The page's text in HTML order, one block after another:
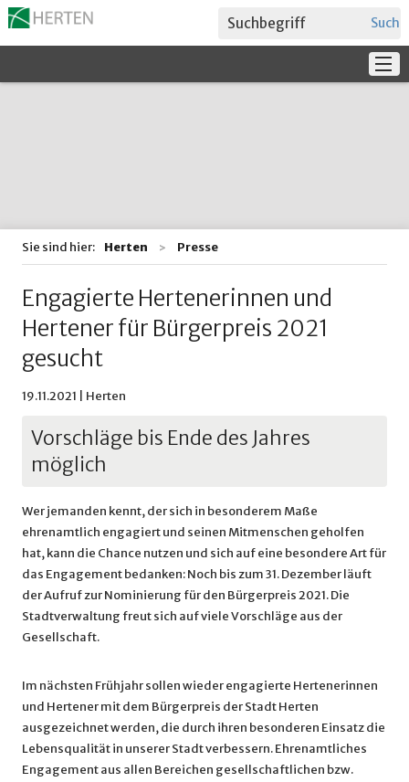
Sie sind hier: Herten Presse
Engagierte Hertenerinnen und
Hertener für Bürgerpreis 2021
gesucht
19.11.2021 | Herten
Vorschläge bis Ende des Jahres
möglich
Wer jemanden kennt, der sich in besonderem Maße
ehrenamtlich engagiert und seinen Mitmenschen geholfen
hat, kann die Chance nutzen und sich auf eine besondere Art für
das Engagement bedanken: Noch bis zum 31. Dezember läuft
der Aufruf zur Nominierung für den Bürgerpreis 2021. Die
Stadtverwaltung freut sich auf viele Vorschläge aus der
Gesellschaft.
Im nächsten Frühjahr sollen wieder engagierte Hertenerinnen
und Hertener mit dem Bürgerpreis der Stadt Herten
ausgezeichnet werden, die durch ihren besonderen Einsatz die
Lebensqualität in unserer Stadt verbessern. Ehrenamtliches
Engagement aus allen Bereichen gesellschaftlichen bzw.